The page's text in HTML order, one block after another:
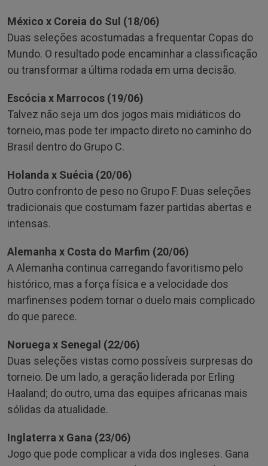
México x Coreia do Sul (18/06)
Duas seleções acostumadas a frequentar Copas do
Mundo. O resultado pode encaminhar a classificação
ou transformar a última rodada em uma decisão.
Escócia x Marrocos (19/06)
Talvez não seja um dos jogos mais midiáticos do
torneio, mas pode ter impacto direto no caminho do
Brasil dentro do Grupo C.
Holanda x Suécia (20/06)
Outro confronto de peso no Grupo F. Duas seleções
tradicionais que costumam fazer partidas abertas e
intensas.
Alemanha x Costa do Marfim (20/06)
A Alemanha continua carregando favoritismo pelo
histórico, mas a força física e a velocidade dos
marfinenses podem tornar o duelo mais complicado
do que parece.
Noruega x Senegal (22/06)
Duas seleções vistas como possíveis surpresas do
torneio. De um lado, a geração liderada por Erling
Haaland; do outro, uma das equipes africanas mais
sólidas da atualidade.
Inglaterra x Gana (23/06)
Jogo que pode complicar a vida dos ingleses. Gana